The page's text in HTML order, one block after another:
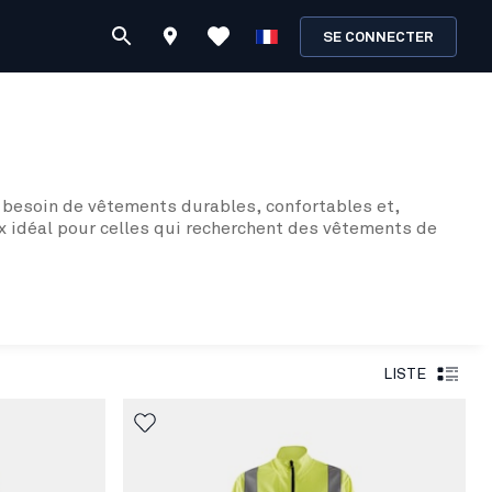
SE CONNECTER
de vêtements durables, confortables et,
pour celles qui recherchent des vêtements de
confortablement aux femmes. Notre sweat à
à la morphologie des femmes, telles que notre
une fermeture à glissière. Pour ceux qui souhaitent
résister à des conditions de travail difficiles, tout en
en étant élégante et professionnelle.
Chez Blåkläder, vous trouverez toujours une
LISTE